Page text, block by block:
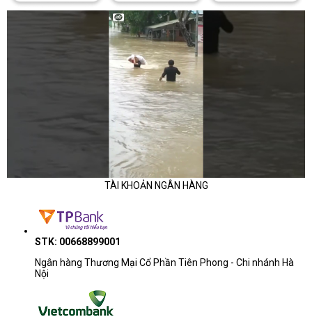
TÀI KHOẢN NGÂN HÀNG
STK: 00668899001
Ngân hàng Thương Mại Cổ Phần Tiên Phong - Chi nhánh Hà
Nội